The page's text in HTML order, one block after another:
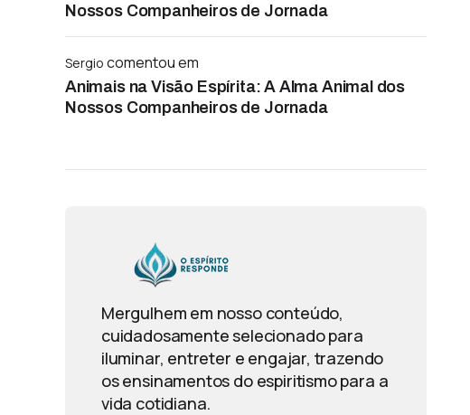
Nossos Companheiros de Jornada
Sergio comentou em
Animais na Visão Espírita: A Alma Animal dos
Nossos Companheiros de Jornada
Mergulhem em nosso conteúdo,
cuidadosamente selecionado para
iluminar, entreter e engajar, trazendo
os ensinamentos do espiritismo para a
vida cotidiana.